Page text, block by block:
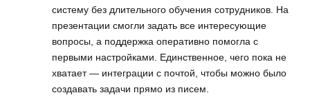
систему без длительного обучения сотрудников. На
презентации смогли задать все интересующие
вопросы, а поддержка оперативно помогла с
первыми настройками. Единственное, чего пока не
хватает — интеграции с почтой, чтобы можно было
создавать задачи прямо из писем.